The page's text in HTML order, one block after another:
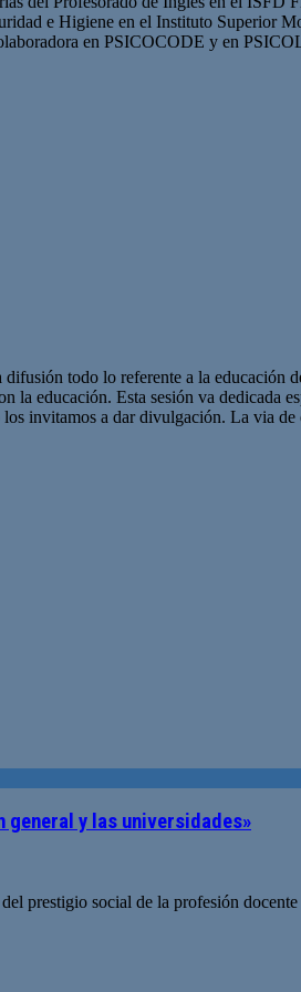
e Higiene en el Instituto Superior
en PSICOCODE y en
todo lo referente a la educación
educación. Esta sesión va dedicada
invitamos a dar divulgación. La via de
general y las universidades»
prestigio social de la profesión